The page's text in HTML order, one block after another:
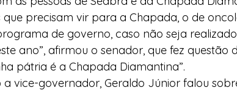
precisam vir para a Chapada, o de
de governo, caso não seja
ano”, afirmou o senador, que fez questão
pátria é a Chapada Diamantina”.
a vice-governador, Geraldo Júnior falou